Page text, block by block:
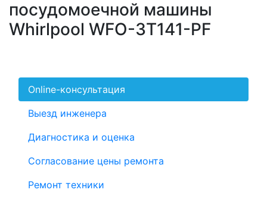
посудомоечной машины
Whirlpool WFO-3T141-PF
Online-консультация
Выезд инженера
Диагностика и оценка
Согласование цены ремонта
Ремонт техники